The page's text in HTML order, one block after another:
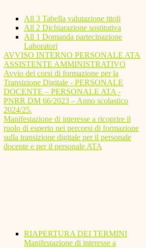
All 3 Tabella valutazione titoli
All 2 Dichiarazione sostitutiva
All 1 Domanda partecipazione
Laboratori
AVVISO INTERNO PERSONALE ATA
ASSISTENTE AMMINISTRATIVO
Avvio dei corsi di formazione per la
Transizione Digitale - PERSONALE
DOCENTE – PERSONALE ATA -
PNRR DM 66/2023 – Anno scolastico
2024/25.
Manifestazione di interesse a ricoprire il
ruolo di esperto nei percorsi di formazione
sulla transizione digitale per il personale
docente e per il personale ATA
RIAPERTURA DEI TERMINI
Manifestazione di interesse a